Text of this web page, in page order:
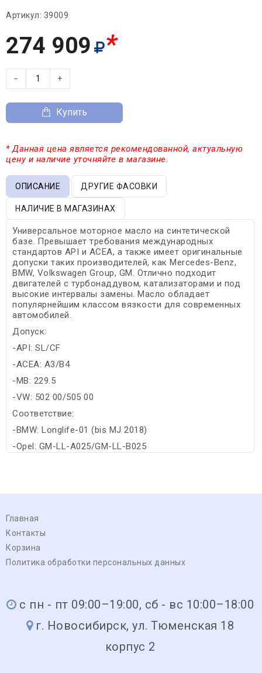
Артикул: 39009
274 909 *
− +
Купить
* Данная цена является рекомендованной, актуальную
цену и наличие уточняйте в магазине.
ОПИСАНИЕ ДРУГИЕ ФАСОВКИ
НАЛИЧИЕ В МАГАЗИНАХ
Универсальное моторное масло на синтетической
базе. Превышает требования международных
стандартов API и ACEA, а также имеет оригинальные
допуски таких производителей, как Mercedes-Benz,
BMW, Volkswagen Group, GM. Отлично подходит
двигателей с турбонаддувом, катализаторами и под
высокие интервалы замены. Масло обладает
популярнейшим классом вязкости для современных
автомобилей.
Допуск:
-API: SL/CF
-ACEA: A3/B4
-MB: 229.5
-VW: 502 00/505 00
Соответствие:
-BMW: Longlife-01 (bis MJ 2018)
-Opel: GM-LL-A025/GM-LL-B025
Главная
Контакты
Корзина
Политика обработки персональных данных
с пн - пт 09:00–19:00, сб - вс 10:00–18:00
г. Новосибирск, ул. Тюменская 18
корпус 2